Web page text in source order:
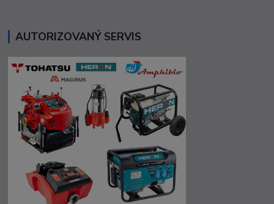
AUTORIZOVANÝ SERVIS